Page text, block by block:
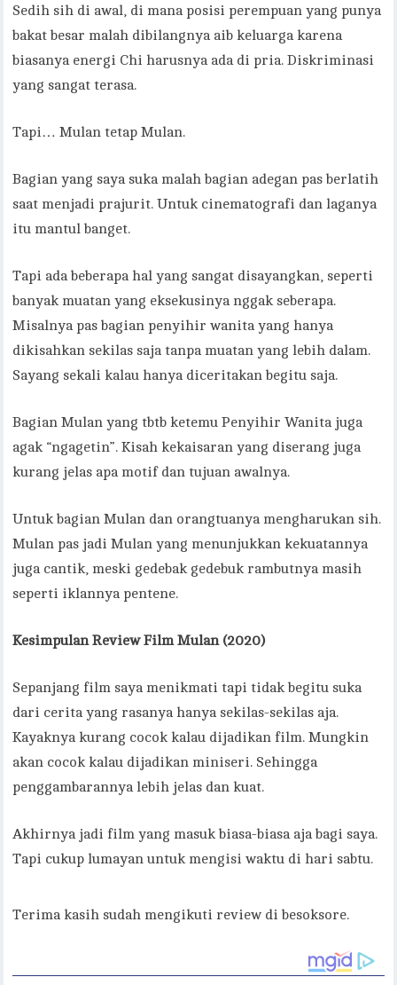
Sedih sih di awal, di mana posisi perempuan yang punya
bakat besar malah dibilangnya aib keluarga karena
biasanya energi Chi harusnya ada di pria. Diskriminasi
yang sangat terasa.
Tapi… Mulan tetap Mulan.
Bagian yang saya suka malah bagian adegan pas berlatih
saat menjadi prajurit. Untuk cinematografi dan laganya
itu mantul banget.
Tapi ada beberapa hal yang sangat disayangkan, seperti
banyak muatan yang eksekusinya nggak seberapa.
Misalnya pas bagian penyihir wanita yang hanya
dikisahkan sekilas saja tanpa muatan yang lebih dalam.
Sayang sekali kalau hanya diceritakan begitu saja.
Bagian Mulan yang tbtb ketemu Penyihir Wanita juga
agak “ngagetin”. Kisah kekaisaran yang diserang juga
kurang jelas apa motif dan tujuan awalnya.
Untuk bagian Mulan dan orangtuanya mengharukan sih.
Mulan pas jadi Mulan yang menunjukkan kekuatannya
juga cantik, meski gedebak gedebuk rambutnya masih
seperti iklannya pentene.
Kesimpulan Review Film Mulan (2020)
Sepanjang film saya menikmati tapi tidak begitu suka
dari cerita yang rasanya hanya sekilas-sekilas aja.
Kayaknya kurang cocok kalau dijadikan film. Mungkin
akan cocok kalau dijadikan miniseri. Sehingga
penggambarannya lebih jelas dan kuat.
Akhirnya jadi film yang masuk biasa-biasa aja bagi saya.
Tapi cukup lumayan untuk mengisi waktu di hari sabtu.
Terima kasih sudah mengikuti review di besoksore.